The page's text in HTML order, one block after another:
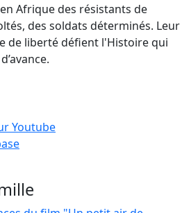
Afrique des résistants de
des soldats déterminés. Leur
de liberté défient l'Histoire qui
Youtube